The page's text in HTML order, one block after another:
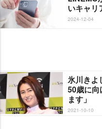
いキャリ
2024-12-04
氷川きよ
50歳に向
ます」
2021-10-10